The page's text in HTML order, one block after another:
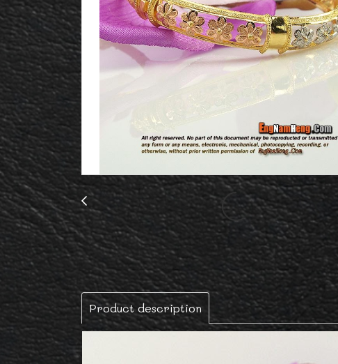
Product description